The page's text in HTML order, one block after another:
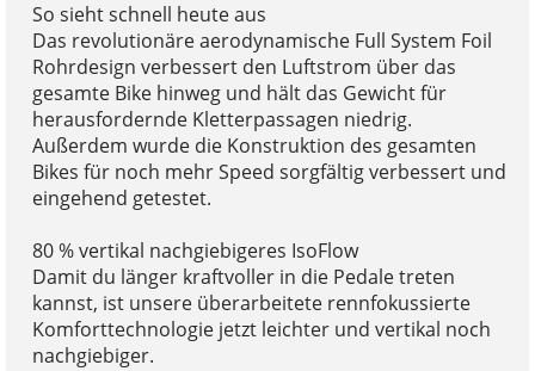
So sieht schnell heute aus
Das revolutionäre aerodynamische Full System Foil
Rohrdesign verbessert den Luftstrom über das
gesamte Bike hinweg und hält das Gewicht für
herausfordernde Kletterpassagen niedrig.
Außerdem wurde die Konstruktion des gesamten
Bikes für noch mehr Speed sorgfältig verbessert und
eingehend getestet.
80 % vertikal nachgiebigeres IsoFlow
Damit du länger kraftvoller in die Pedale treten
kannst, ist unsere überarbeitete rennfokussierte
Komforttechnologie jetzt leichter und vertikal noch
nachgiebiger.